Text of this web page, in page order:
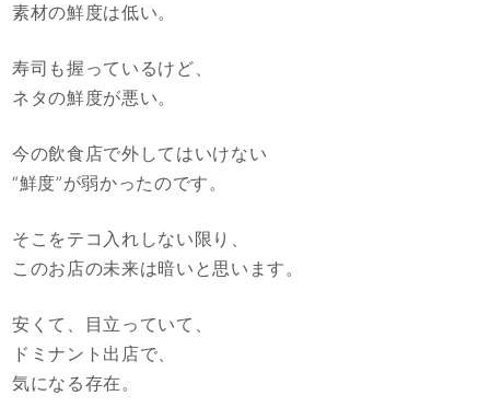
素材の鮮度は低い。
寿司も握っているけど、
ネタの鮮度が悪い。
今の飲食店で外してはいけない
“鮮度”が弱かったのです。
そこをテコ入れしない限り、
このお店の未来は暗いと思います。
安くて、目立っていて、
ドミナント出店で、
気になる存在。